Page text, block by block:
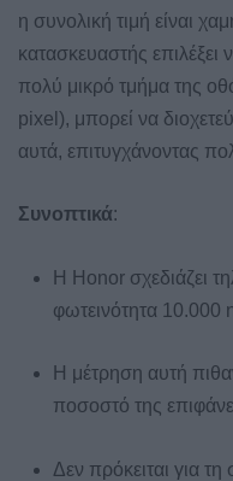
η συνολική τιμή είναι
κατασκευαστής επιλέξει
πολύ μικρό τμήμα της
pixel), μπορεί να
αυτά, επιτυγχάνοντας
Συνοπτικά:
Η Honor σχεδιάζει
φωτεινότητα 10.000
Η μέτρηση αυτή
ποσοστό της
Δεν πρόκειται για